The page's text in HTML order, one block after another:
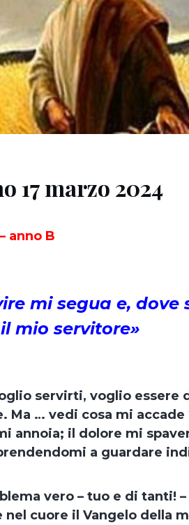
17 marzo 2024
anno B
mi segua e, dove
il mio servitore»
servirti, voglio essere
Ma … vedi cosa mi
annoia; il dolore mi
a guardare
vero – tuo e di tanti!
cuore il Vangelo della